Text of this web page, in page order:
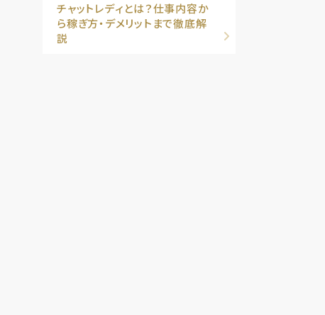
チャットレディとは？仕事内容か
ら稼ぎ方・デメリットまで徹底解
説